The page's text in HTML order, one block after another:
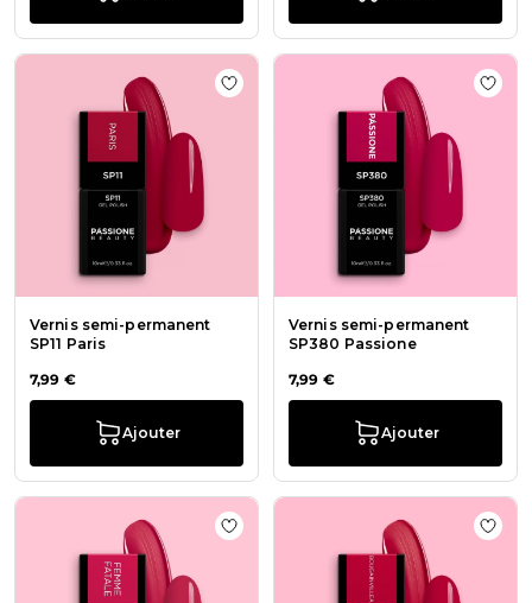
Vernis semi-permanent
SP11 Paris
7,99 €
Ajouter
Ajouter à la liste de souhaits Vernis
Vernis semi-permanent
SP380 Passione
7,99 €
Ajouter
Ajouter à la liste de souhaits